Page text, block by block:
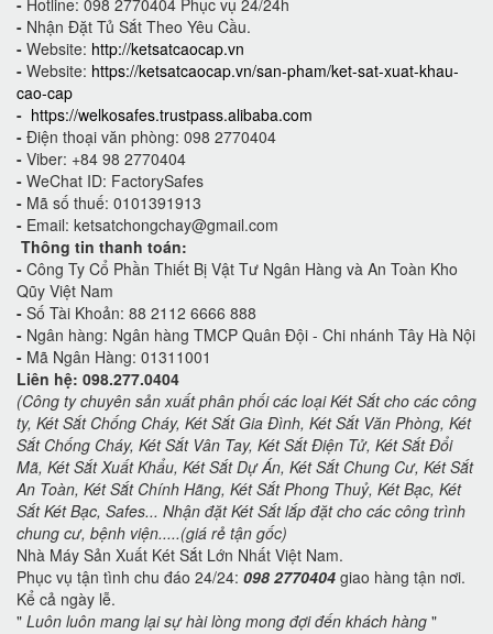
- Hotline: 098 2770404 Phục vụ 24/24h
- Nhận Đặt Tủ Sắt Theo Yêu Cầu.
- Website: http://ketsatcaocap.vn
- Website: https://ketsatcaocap.vn/san-pham/ket-sat-xuat-khau-
cao-cap
- https://welkosafes.trustpass.alibaba.com
- Điện thoại văn phòng: 098 2770404
- Viber: +84 98 2770404
- WeChat ID: FactorySafes
- Mã số thuế: 0101391913
- Email: ketsatchongchay@gmail.com
Thông tin thanh toán:
- Công Ty Cổ Phần Thiết Bị Vật Tư Ngân Hàng và An Toàn Kho
Qũy Việt Nam
- Số Tài Khoản: 88 2112 6666 888
- Ngân hàng: Ngân hàng TMCP Quân Đội - Chi nhánh Tây Hà Nội
- Mã Ngân Hàng: 01311001
Liên hệ: 098.277.0404
(Công ty chuyên sản xuất phân phối các loại Két Sắt cho các công
ty, Két Sắt Chống Cháy, Két Sắt Gia Đình, Két Sắt Văn Phòng, Két
Sắt Chống Cháy, Két Sắt Vân Tay, Két Sắt Điện Tử, Két Sắt Đổi
Mã, Két Sắt Xuất Khẩu, Két Sắt Dự Án, Két Sắt Chung Cư, Két Sắt
An Toàn, Két Sắt Chính Hãng, Két Sắt Phong Thuỷ, Két Bạc, Két
Sắt Két Bạc, Safes... Nhận đặt Két Sắt lắp đặt cho các công trình
chung cư, bệnh viện.....(giá rẻ tận gốc)
Nhà Máy Sản Xuất Két Sắt Lớn Nhất Việt Nam.
Phục vụ tận tình chu đáo 24/24: 098 2770404 giao hàng tận nơi.
Kể cả ngày lễ.
" Luôn luôn mang lại sự hài lòng mong đợi đến khách hàng "